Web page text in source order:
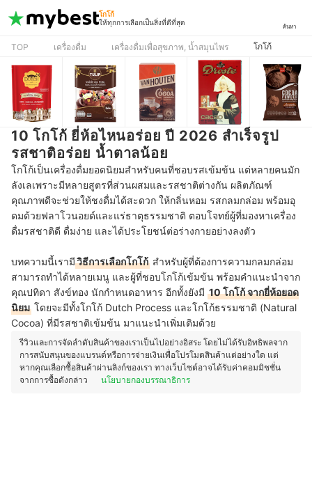
โกโก้
ให้ทุกการเลือกเป็นสิ่งที่ดีที่สุด
ค้นหา
TOP เครื่องดื่ม เครื่องดื่มเพื่อสุขภาพ, น้ำสมุนไพร โกโก้
10 โกโก้ ยี่ห้อไหนอร่อย ปี 2026 สำเร็จรูป
รสชาติอร่อย น้ำตาลน้อย
โกโก้เป็นเครื่องดื่มยอดนิยมสำหรับคนที่ชอบรสเข้มข้น แต่หลายคนมัก
ลังเลเพราะมีหลายสูตรที่ส่วนผสมและรสชาติต่างกัน ผลิตภัณฑ์
คุณภาพดีจะช่วยให้ชงดื่มได้สะดวก ให้กลิ่นหอม รสกลมกล่อม พร้อมอุ
ดมด้วยฟลาโวนอยด์และแร่ธาตุธรรมชาติ ตอบโจทย์ผู้ที่มองหาเครื่อง
ดื่มรสชาติดี ดื่มง่าย และได้ประโยชน์ต่อร่างกายอย่างลงตัว
บทความนี้เรามีวิธีการเลือกโกโก้ สำหรับผู้ที่ต้องการความกลมกล่อม
สามารถทำได้หลายเมนู และผู้ที่ชอบโกโก้เข้มข้น พร้อมคำแนะนำจาก
คุณปทิดา สังข์ทอง นักกำหนดอาหาร อีกทั้งยังมี 10 โกโก้ จากยี่ห้อยอด
นิยม โดยจะมีทั้งโกโก้ Dutch Process และโกโก้ธรรมชาติ (Natural
Cocoa) ที่มีรสชาติเข้มข้น มาแนะนำเพิ่มเติมด้วย
รีวิวและการจัดลำดับสินค้าของเราเป็นไปอย่างอิสระ โดยไม่ได้รับอิทธิพลจาก
การสนับสนุนของแบรนด์หรือการจ่ายเงินเพื่อโปรโมตสินค้าแต่อย่างใด แต่
หากคุณเลือกซื้อสินค้าผ่านลิงก์ของเรา ทางเว็บไซต์อาจได้รับค่าคอมมิชชั่น
จากการซื้อดังกล่าว
นโยบายกองบรรณาธิการ